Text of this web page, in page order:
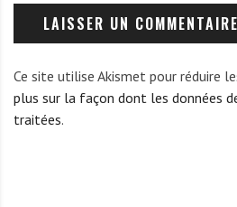
Ce site utilise Akismet pour réduire
plus sur la façon dont les données
traitées.